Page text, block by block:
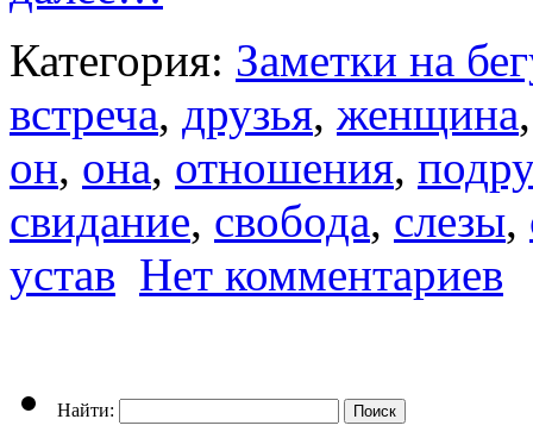
Категория: Заметки на
встреча, друзья, женщина
он, она, отношения,
свидание, свобода, слезы,
устав Нет комментариев
Найти: